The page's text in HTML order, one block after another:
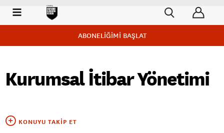
ABONELİĞİMİ BAŞLAT
Kurumsal İtibar Yönetimi
KONUYU TAKIP ET